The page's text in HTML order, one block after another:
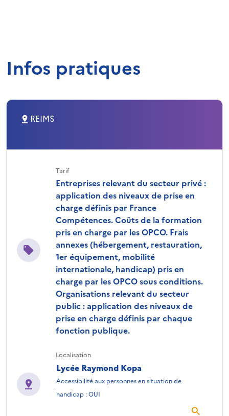
Infos pratiques
REIMS
Tarif
Entreprises relevant du secteur privé :
application des niveaux de prise en
charge définis par France
Compétences. Coûts de la formation
pris en charge par les OPCO. Frais
annexes (hébergement, restauration,
1er équipement, mobilité
internationale, handicap) pris en
charge par les OPCO sous conditions.
Organisations relevant du secteur
public : application des niveaux de
prise en charge définis par chaque
fonction publique.
Localisation
Lycée Raymond Kopa
Accessibilité aux personnes en situation de
handicap : OUI